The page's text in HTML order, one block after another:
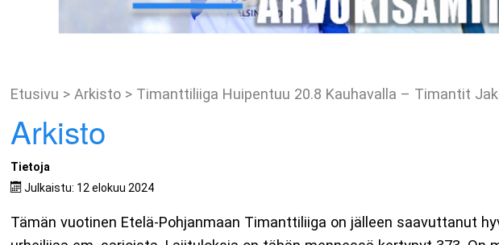
KIRJAUTUMINEN
Etusivu > Arkisto > Timanttiliiga Huipentuu 20.8 Kauhavalla – Timantit
Arkisto
Tietoja
Julkaistu: 12 elokuu 2024
Tämän vuotinen Etelä-Pohjanmaan Timanttiliiga on jälleen saavuttanut